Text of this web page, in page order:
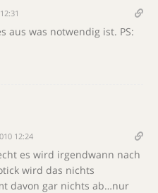
aus was notwendig ist. PS:
12:24
es wird irgendwann nach
wird das nichts
davon gar nichts ab…nur